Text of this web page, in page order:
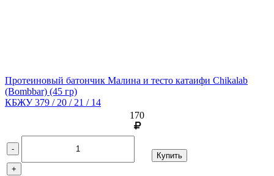
Протеиновый батончик Малина и тесто катаифи Chikalab
(Bombbar) (45 гр)
КБЖУ 379 / 20 / 21 / 14
170
-
+
Купить